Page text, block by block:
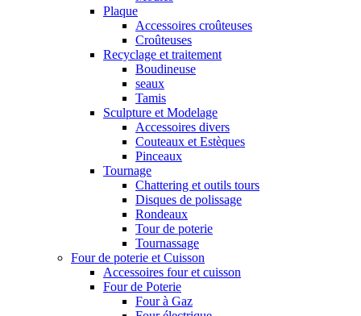
Plaque
Accessoires croûteuses
Croûteuses
Recyclage et traitement
Boudineuse
seaux
Tamis
Sculpture et Modelage
Accessoires divers
Couteaux et Estèques
Pinceaux
Tournage
Chattering et outils tours
Disques de polissage
Rondeaux
Tour de poterie
Tournassage
Four de poterie et Cuisson
Accessoires four et cuisson
Four de Poterie
Four à Gaz